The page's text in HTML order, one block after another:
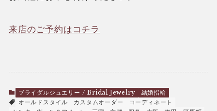
来店のご予約はコチラ
ブライダルジュエリー / Bridal Jewelry
結婚指輪
オールドスタイル
カスタムオーダー
コーディネート